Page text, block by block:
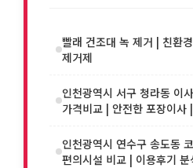
빨래 건조대 녹 제거 | 친환
제거제
인천광역시 서구 청라동 이
가격비교 | 안전한 포장이사
인천광역시 연수구 송도동
편의시설 비교 | 이용후기 분